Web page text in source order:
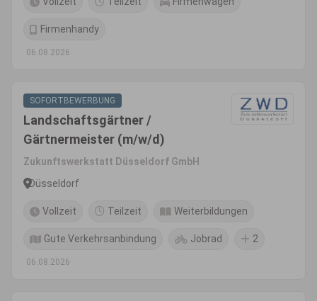
Firmenhandy
06.08.2026
SOFORTBEWERBUNG
Landschaftsgärtner /
Gärtnermeister (m/w/d)
Zukunftswerkstatt Düsseldorf GmbH
Düsseldorf
Vollzeit Teilzeit Weiterbildungen
Gute Verkehrsanbindung Jobrad 2
06.08.2026